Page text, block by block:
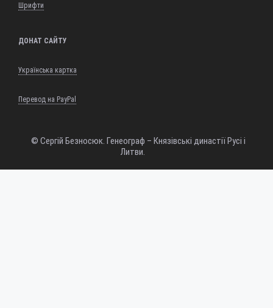
Шрифти
ДОНАТ САЙТУ
Українська картка
Перевод на PayPal
© Сергій Безносюк. Генеограф – Князівські династії Русі і
Литви.